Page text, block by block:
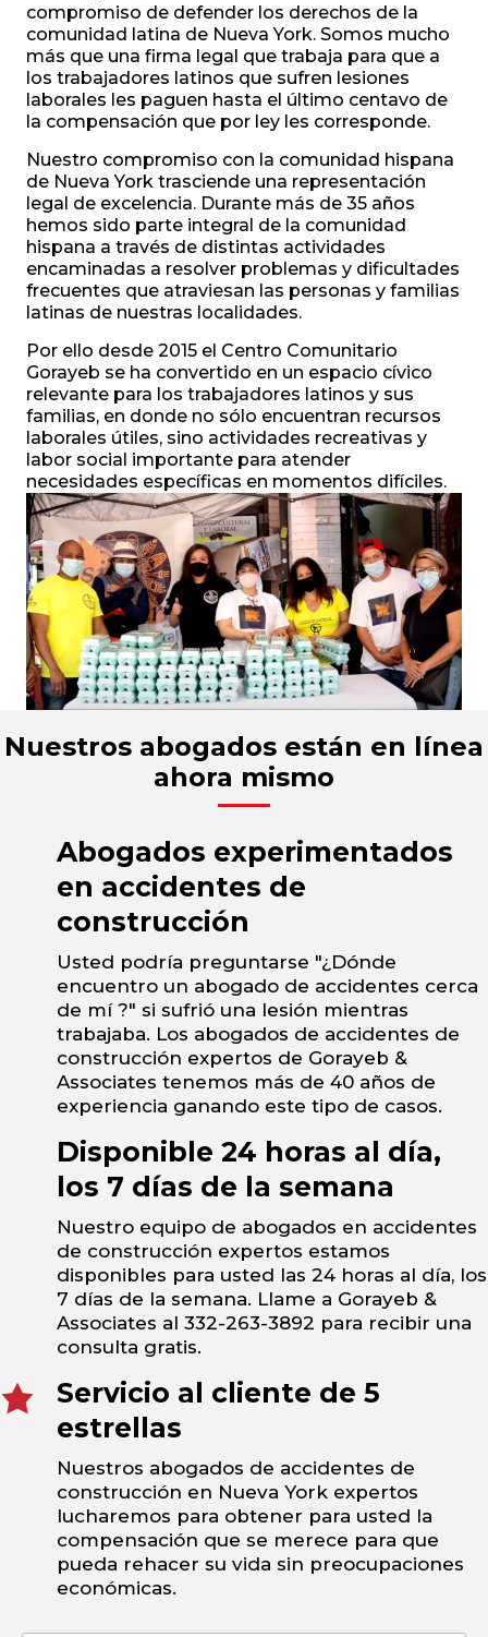
compromiso de defender los derechos de la
comunidad latina de Nueva York. Somos mucho
más que una firma legal que trabaja para que a
los trabajadores latinos que sufren lesiones
laborales les paguen hasta el último centavo de
la compensación que por ley les corresponde.
Nuestro compromiso con la comunidad hispana
de Nueva York trasciende una representación
legal de excelencia. Durante más de 35 años
hemos sido parte integral de la comunidad
hispana a través de distintas actividades
encaminadas a resolver problemas y dificultades
frecuentes que atraviesan las personas y familias
latinas de nuestras localidades.
Por ello desde 2015 el Centro Comunitario
Gorayeb se ha convertido en un espacio cívico
relevante para los trabajadores latinos y sus
familias, en donde no sólo encuentran recursos
laborales útiles, sino actividades recreativas y
labor social importante para atender
necesidades específicas en momentos difíciles.
Nuestros abogados están en línea
ahora mismo
Abogados experimentados
en accidentes de
construcción
Usted podría preguntarse "¿Dónde
encuentro un abogado de accidentes cerca
de mí ?" si sufrió una lesión mientras
trabajaba. Los abogados de accidentes de
construcción expertos de Gorayeb &
Associates tenemos más de 40 años de
experiencia ganando este tipo de casos.
Disponible 24 horas al día,
los 7 días de la semana
Nuestro equipo de abogados en accidentes
de construcción expertos estamos
disponibles para usted las 24 horas al día, los
7 días de la semana. Llame a Gorayeb &
Associates al 332-263-3892 para recibir una
consulta gratis.
Servicio al cliente de 5
estrellas
Nuestros abogados de accidentes de
construcción en Nueva York expertos
lucharemos para obtener para usted la
compensación que se merece para que
pueda rehacer su vida sin preocupaciones
económicas.